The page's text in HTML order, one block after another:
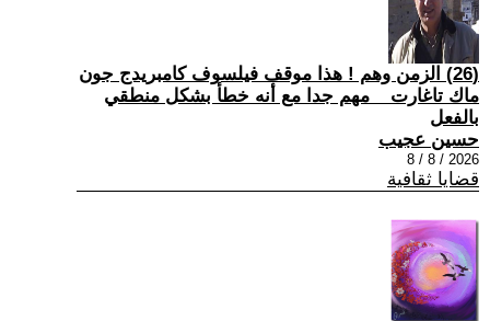
(26) الزمن وهم ! هذا موقف فيلسوف كامبريدج جون
ماك تاغارت _ مهم جدا مع أنه خطأ بشكل منطقي
بالفعل
حسين عجيب
2026 / 8 / 8
قضايا ثقافية